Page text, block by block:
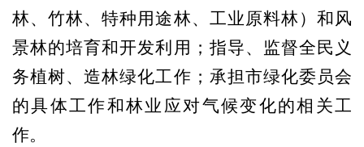
林、竹林、特种用途林、工业原料林）和风
景林的培育和开发利用；指导、监督全民义
务植树、造林绿化工作；承担市绿化委员会
的具体工作和林业应对气候变化的相关工
作。